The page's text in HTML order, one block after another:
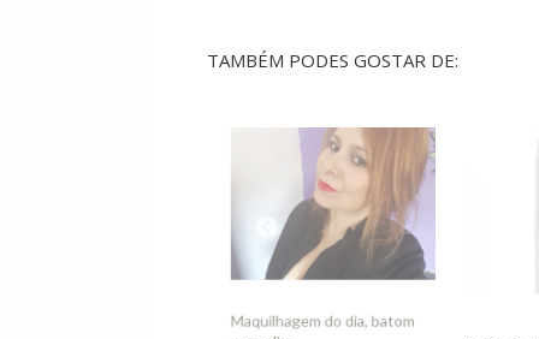
TAMBÉM PODES GOSTAR DE:
A ,B, C dos cuidados diários